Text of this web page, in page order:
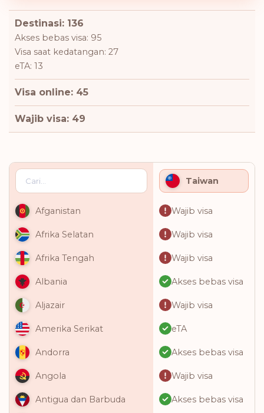
Destinasi: 136
Akses bebas visa: 95
Visa saat kedatangan: 27
eTA: 13
Visa online: 45
Wajib visa: 49
Taiwan
Afganistan Wajib visa
Afrika Selatan Wajib visa
Afrika Tengah Wajib visa
Albania Akses bebas visa
Aljazair Wajib visa
Amerika Serikat eTA
Andorra Akses bebas visa
Angola Wajib visa
Antigua dan Barbuda Akses bebas visa